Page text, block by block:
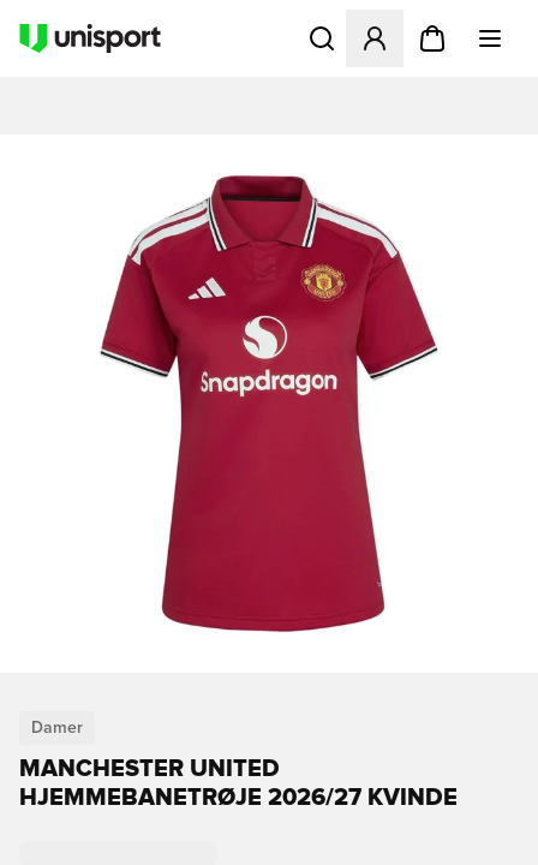
Åbner en Modal til at
Damer
MANCHESTER UNITED
HJEMMEBANETRØJE 2026/27 KVINDE